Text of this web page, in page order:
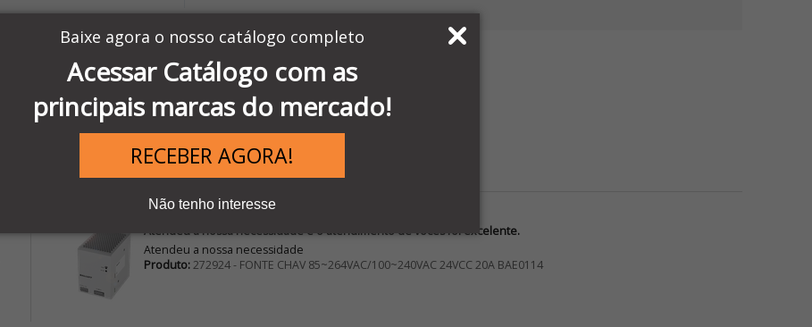
Baixe agora o nosso catálogo completo
Acessar Catálogo com as
principais marcas do mercado!
RECEBER AGORA!
Não tenho interesse
Compra sem problema.
Altamente recomendado!
Produto:MDM08 - PLUG MINI DIN 8 PINOS MACH
Atendeu a nossa necessidade e o atendimento de vocês foi excelente.
Atendeu a nossa necessidade
Produto:272924 - FONTE CHAV 85~264VAC/100~240VAC 24VCC 20A BAE0114